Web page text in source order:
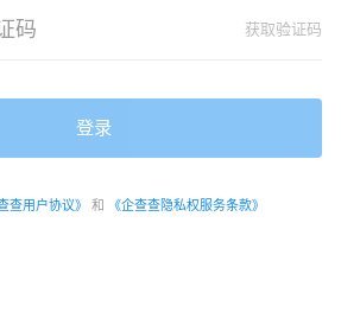
获取验证码
登录
查用户协议》 和 《企查查隐私权服务条款》